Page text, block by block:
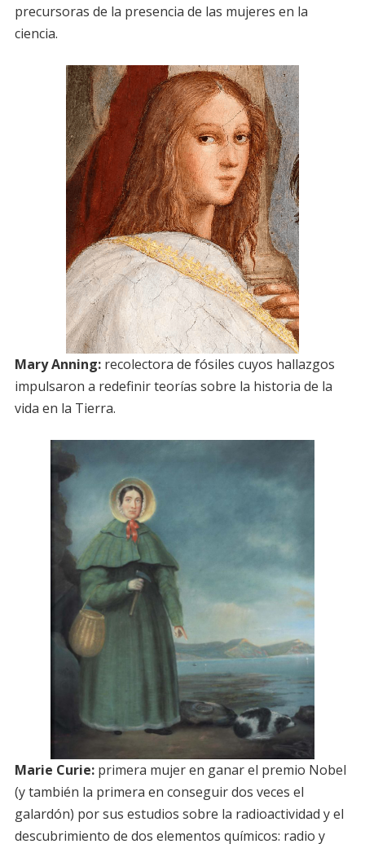
precursoras de la presencia de las mujeres en la
ciencia.
Mary Anning:recolectora de fósiles cuyos hallazgos
impulsaron a redefinir teorías sobre la historia de la
vida en la Tierra.
Marie Curie:primera mujer en ganar el premio Nobel
(y también la primera en conseguir dos veces el
galardón) por sus estudios sobre la radioactividad y el
descubrimiento de dos elementos químicos: radio y